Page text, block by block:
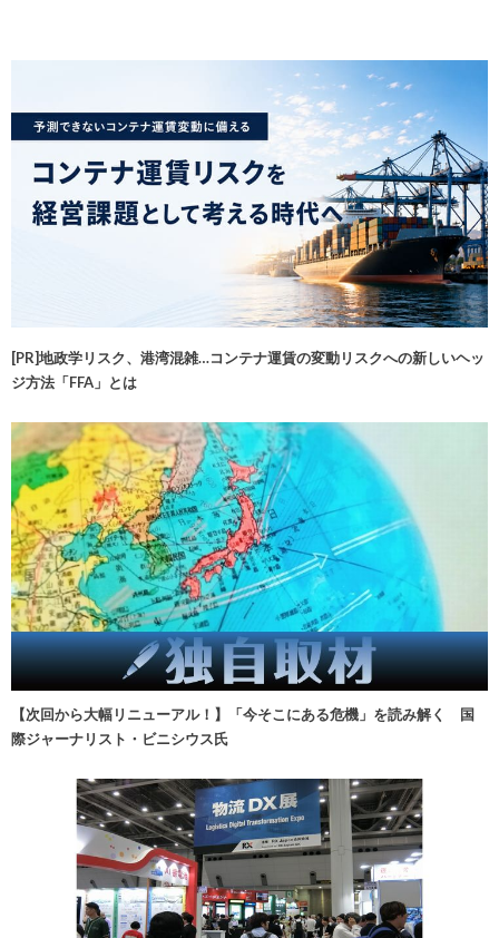
[PR]地政学リスク、港湾混雑…コンテナ運賃の変動リスクへの新しいヘッ
ジ方法「FFA」とは
【次回から大幅リニューアル！】「今そこにある危機」を読み解く 国
際ジャーナリスト・ビニシウス氏